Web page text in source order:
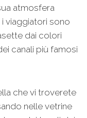
atmosfera
viaggiatori sono
dai colori
canali più famosi
che vi troverete
nelle vetrine